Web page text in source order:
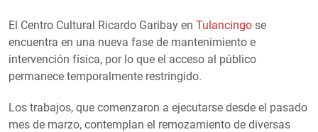
El Centro Cultural Ricardo Garibay en Tulancingo se
encuentra en una nueva fase de mantenimiento e
intervención física, por lo que el acceso al público
permanece temporalmente restringido.
Los trabajos, que comenzaron a ejecutarse desde el pasado
mes de marzo, contemplan el remozamiento de diversas